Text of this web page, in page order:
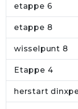
etappe 6
etappe 8
wisselpunt 8
Etappe 4
herstart